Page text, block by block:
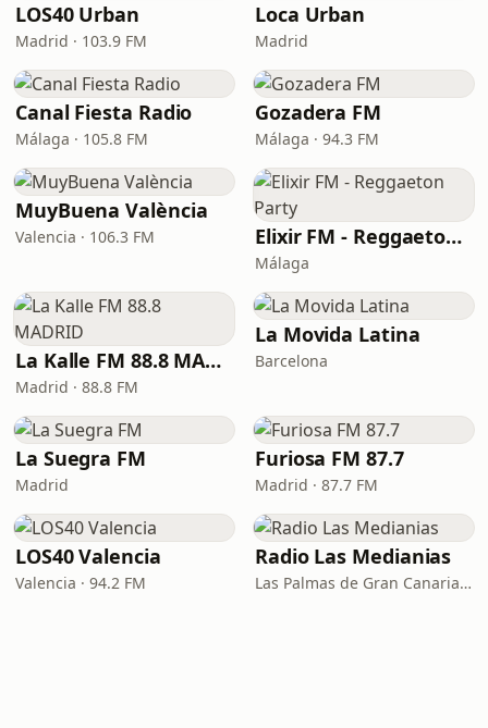
LOS40 Urban
Madrid · 103.9 FM
Loca Urban
Madrid
Canal Fiesta Radio
Málaga · 105.8 FM
Gozadera FM
Málaga · 94.3 FM
MuyBuena València
Valencia · 106.3 FM Elixir FM - Reggaeton Party
Málaga
La Kalle FM 88.8 MADRID
Madrid · 88.8 FM
La Movida Latina
Barcelona
La Suegra FM
Madrid
Furiosa FM 87.7
Madrid · 87.7 FM
LOS40 Valencia
Valencia · 94.2 FM
Radio Las Medianias
Las Palmas de Gran Canaria · 92.2 FM, 100.2 FM, 98.7 FM